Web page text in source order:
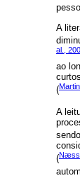
A
al.,
ao
(
A
(Næss